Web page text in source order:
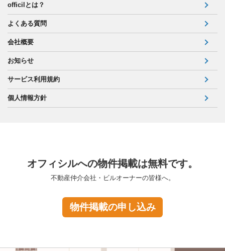
officilとは？
よくある質問
会社概要
お知らせ
サービス利用規約
個人情報方針
オフィシルへの物件掲載は無料です。
不動産仲介会社・ビルオーナーの皆様へ。
物件掲載の申し込み